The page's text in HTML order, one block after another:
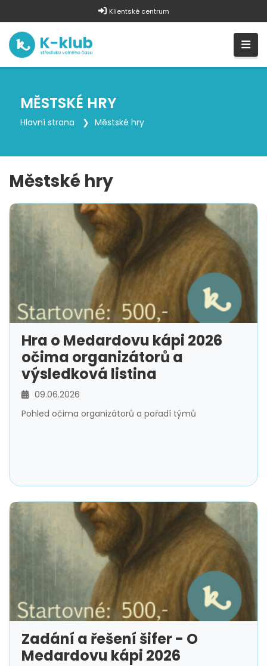
Klientské centrum
MĚSTSKÉ HRY
Hlavní strana Městské hry
Městské hry
Hra o Medardovu kápi 2026
očima organizátorů a
výsledková listina
09.06.2026
Pohled očima organizátorů a pořadí týmů
Zadání a řešení šifer - O
Medardovu kápi 2026